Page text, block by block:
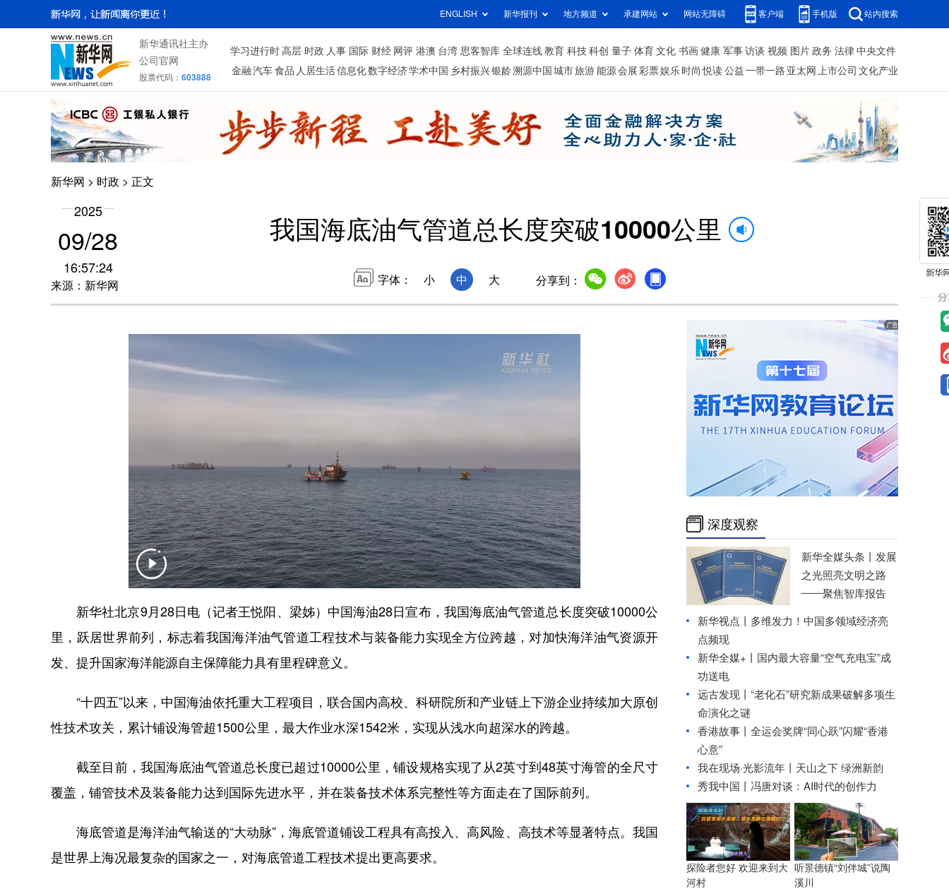
ENGLISH 新华报刊 地方频道 承建网站 网站无障碍 客户端 手机版 站内搜索
新华通讯社主办
公司官网
股票代码： 603888
学习进行时 高层 时政 人事 国际 财经 网评 港澳 台湾 思客智库 全球连线 教育 科技 科创 量子 体育 文化 书画 健康 军事 访谈 视频 图片 政务 法律 中央文件
金融 汽车 食品 人居生活信息化数字经济学术中国 乡村振兴银龄溯源中国 城市旅游 能源 会展 彩票娱乐 时尚 悦读 公益 一带一路 亚太网 上市公司 文化产业
新华网 > 时政 > 正文
2025
09/28
16:57:24
来源：新华网
我国海底油气管道总长度突破10000公里
字体： 小 中 大 分享到：
新华社北京9月28日电（记者王悦阳、梁姊）中国海油28日宣布，我国海底油气管道总长度突破10000公
里，跃居世界前列，标志着我国海洋油气管道工程技术与装备能力实现全方位跨越，对加快海洋油气资源开
发、提升国家海洋能源自主保障能力具有里程碑意义。
“十四五”以来，中国海油依托重大工程项目，联合国内高校、科研院所和产业链上下游企业持续加大原创
性技术攻关，累计铺设海管超1500公里，最大作业水深1542米，实现从浅水向超深水的跨越。
截至目前，我国海底油气管道总长度已超过10000公里，铺设规格实现了从2英寸到48英寸海管的全尺寸
覆盖，铺管技术及装备能力达到国际先进水平，并在装备技术体系完整性等方面走在了国际前列。
海底管道是海洋油气输送的“大动脉”，海底管道铺设工程具有高投入、高风险、高技术等显著特点。我国
是世界上海况最复杂的国家之一，对海底管道工程技术提出更高要求。
深度观察
新华全媒头条丨 发展
之光照亮文明之路
——聚焦智库报告
新华视点丨 多维发力！中国多领域经济亮
点频现
新华全媒+丨 国内最大容量“空气充电宝”成
功送电
远古发现丨“老化石”研究新成果破解多项生
命演化之谜
香港故事丨全运会奖牌“同心跃”闪耀“香港
心意”
我在现场·光影流年丨天山之下 绿洲新韵
秀我中国丨 冯唐对谈：AI时代的创作力
探险者您好 欢迎来到大
河村
听景德镇“刘伴城”说陶
溪川